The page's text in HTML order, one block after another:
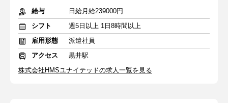
給与
日給月給239000円
シフト
週5日以上 1日8時間以上
雇用形態
派遣社員
アクセス
黒井駅
株式会社HMSユナイテッドの求人一覧を見る